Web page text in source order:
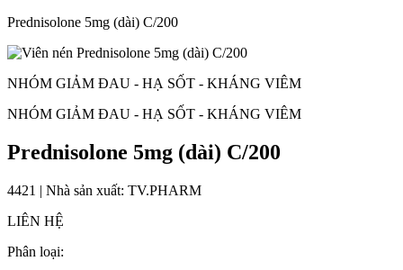
Prednisolone 5mg (dài) C/200
NHÓM GIẢM ĐAU - HẠ SỐT - KHÁNG VIÊM
NHÓM GIẢM ĐAU - HẠ SỐT - KHÁNG VIÊM
Prednisolone 5mg (dài) C/200
4421 | Nhà sản xuất: TV.PHARM
LIÊN HỆ
Phân loại: